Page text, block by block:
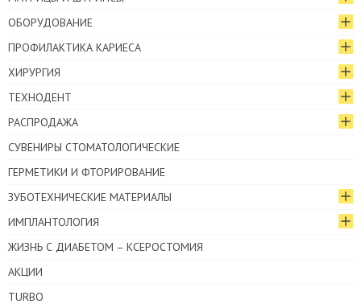
ОБОРУДОВАНИЕ
ПРОФИЛАКТИКА КАРИЕСА
ХИРУРГИЯ
ТЕХНОДЕНТ
РАСПРОДАЖА
СУВЕНИРЫ СТОМАТОЛОГИЧЕСКИЕ
ГЕРМЕТИКИ И ФТОРИРОВАНИЕ
ЗУБОТЕХНИЧЕСКИЕ МАТЕРИАЛЫ
ИМПЛАНТОЛОГИЯ
ЖИЗНЬ С ДИАБЕТОМ – КСЕРОСТОМИЯ
АКЦИИ
TURBO